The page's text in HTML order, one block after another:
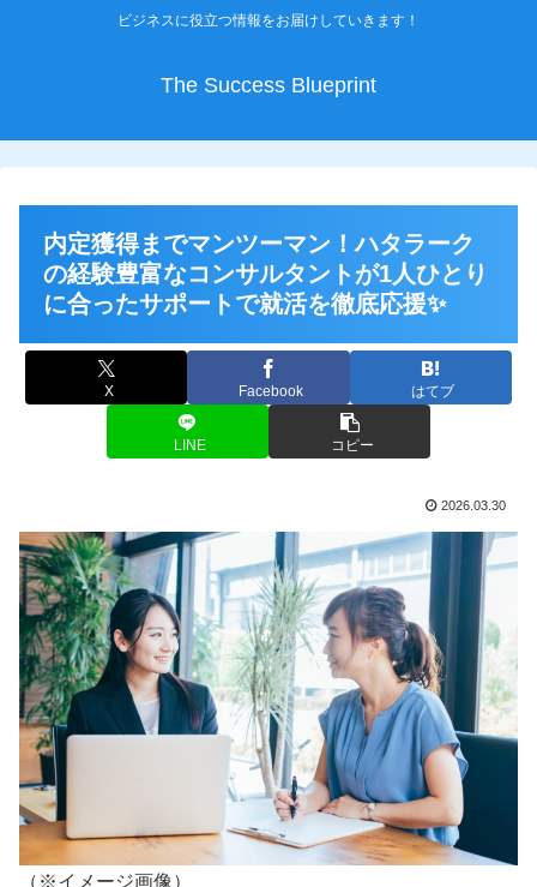
ビジネスに役立つ情報をお届けしていきます！
The Success Blueprint
内定獲得までマンツーマン！ハタラーク
の経験豊富なコンサルタントが1人ひとり
に合ったサポートで就活を徹底応援✨
X Facebook はてブ
LINE コピー
2026.03.30
（※イメージ画像）